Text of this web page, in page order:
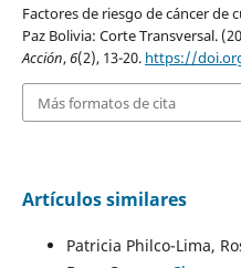
Factores de riesgo de cáncer de
Paz Bolivia: Corte Transversal.
Acción,6(2), 13-20. https://
Más formatos de cita
Artículos similares
Patricia Philco-Lima,